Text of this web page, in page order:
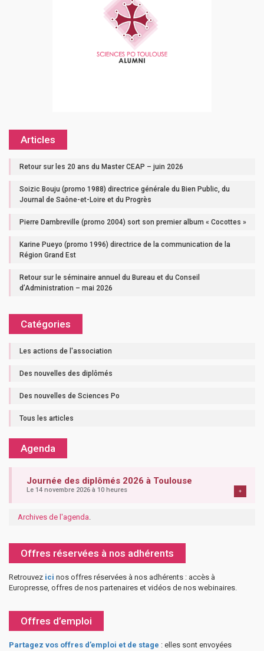
Articles
Retour sur les 20 ans du Master CEAP – juin 2026
Soizic Bouju (promo 1988) directrice générale du Bien Public, du
Journal de Saône-et-Loire et du Progrès
Pierre Dambreville (promo 2004) sort son premier album « Cocottes »
Karine Pueyo (promo 1996) directrice de la communication de la
Région Grand Est
Retour sur le séminaire annuel du Bureau et du Conseil
d’Administration – mai 2026
Catégories
Les actions de l'association
Des nouvelles des diplômés
Des nouvelles de Sciences Po
Tous les articles
Agenda
Journée des diplômés 2026 à Toulouse
Le 14 novembre 2026 à 10 heures +
Archives de l'agenda
Offres réservées à nos adhérents
Retrouvez ici nos offres réservées à nos adhérents : accès à
Europresse, offres de nos partenaires et vidéos de nos webinaires.
Offres d’emploi
Partagez vos offres d’emploi et de stage : elles sont envoyées